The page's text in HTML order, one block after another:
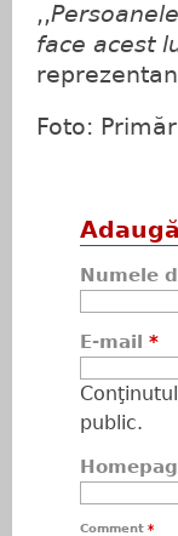
,,
face acest
Foto:
Numele
E-mail *
public.
Comment *